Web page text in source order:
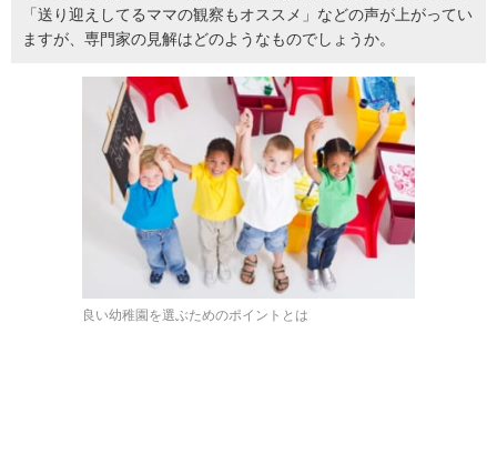
「送り迎えしてるママの観察もオススメ」などの声が上がってい
ますが、専門家の見解はどのようなものでしょうか。
良い幼稚園を選ぶためのポイントとは